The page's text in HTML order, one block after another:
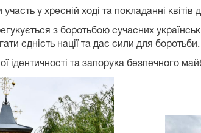
участь у хресній ході та покладанні
з боротьбою сучасних
єдність нації та дає сили для боротьби.
ідентичності та запорука безпечного